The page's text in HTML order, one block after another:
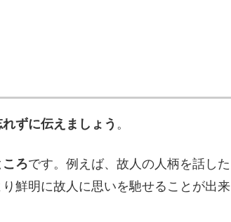
ずに伝えましょう 。
ろです。例えば、故人の人柄を話した
鮮明に故人に思いを馳せることが出来